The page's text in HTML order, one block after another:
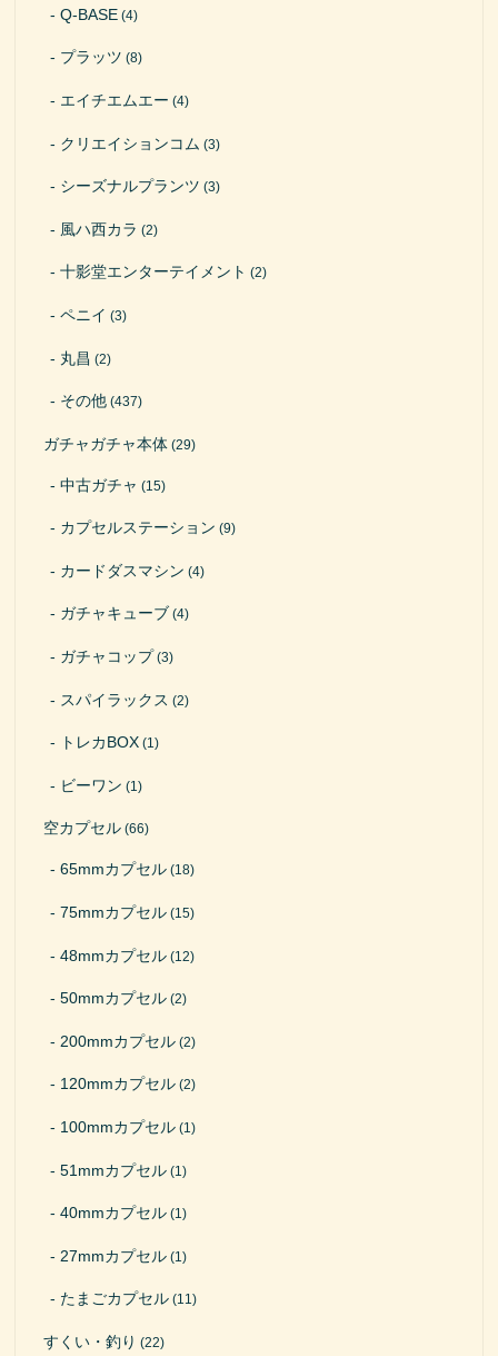
Q-BASE (4)
プラッツ (8)
エイチエムエー (4)
クリエイションコム (3)
シーズナルプランツ (3)
風ハ西カラ (2)
十影堂エンターテイメント (2)
ペニイ (3)
丸昌 (2)
その他 (437)
ガチャガチャ本体 (29)
中古ガチャ (15)
カプセルステーション (9)
カードダスマシン (4)
ガチャキューブ (4)
ガチャコップ(3)
スパイラックス (2)
トレカBOX (1)
ビーワン (1)
空カプセル (66)
65mmカプセル (18)
75mmカプセル (15)
48mmカプセル (12)
50mmカプセル (2)
200mmカプセル (2)
120mmカプセル (2)
100mmカプセル (1)
51mmカプセル (1)
40mmカプセル (1)
27mmカプセル (1)
たまごカプセル (11)
すくい・釣り (22)